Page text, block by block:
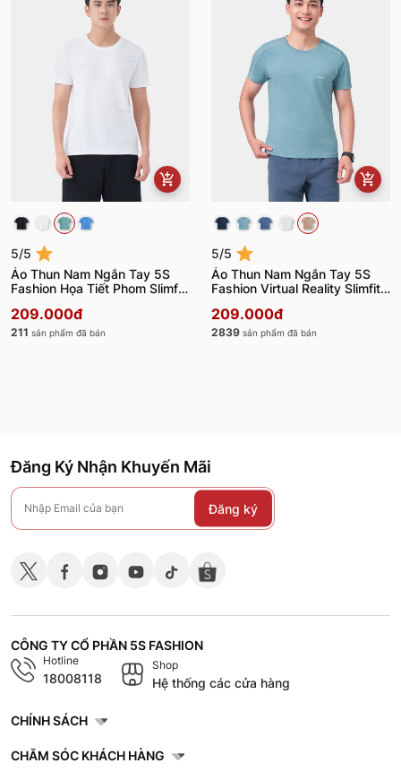
5/5
Áo Thun Nam Ngắn Tay 5S
Fashion Họa Tiết Phom Slimfit
209.000đ
211 sản phẩm đã bán
5/5
Áo Thun Nam Ngắn Tay 5S
Fashion Virtual Reality Slimfit
209.000đ
2839 sản phẩm đã bán
Đăng Ký Nhận Khuyến Mãi
Đăng ký
CÔNG TY CỔ PHẦN 5S FASHION
Hotline
18008118
Shop
Hệ thống các cửa hàng
CHÍNH SÁCH
CHĂM SÓC KHÁCH HÀNG